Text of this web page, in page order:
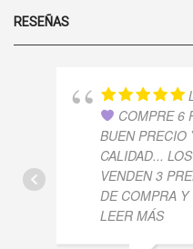
RESEÑAS
COMPRE 6
BUEN PRECIO
CALIDAD...
VENDEN 3
DE COMPRA
LEER MÁS